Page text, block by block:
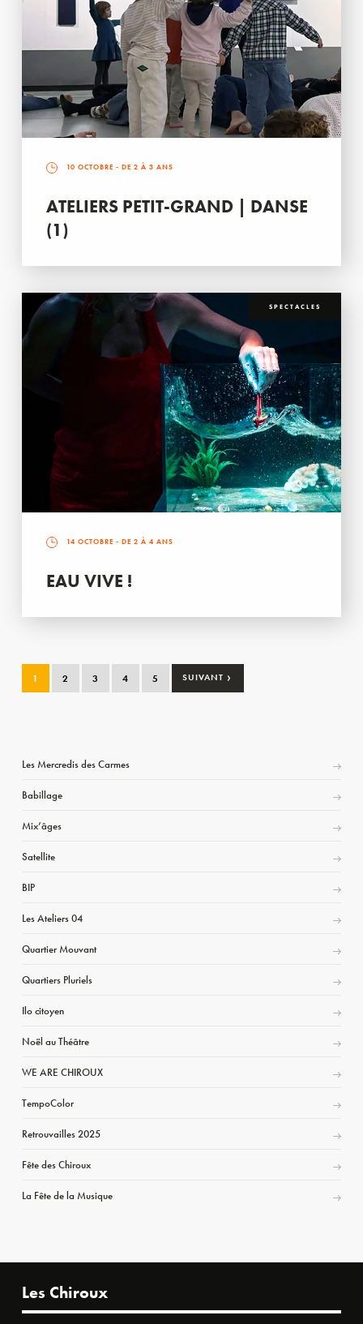
10 OCTOBRE - DE 2 À 3 ANS
ATELIERS PETIT-GRAND | DANSE
(1)
SPECTACLES
14 OCTOBRE - DE 2 À 4 ANS
EAU VIVE !
1 2 3 4 5 SUIVANT ›
Les Mercredis des Carmes
Babillage
Mix’âges
Satellite
BIP
Les Ateliers 04
Quartier Mouvant
Quartiers Pluriels
Ilo citoyen
Noël au Théâtre
WE ARE CHIROUX
TempoColor
Retrouvailles 2025
Fête des Chiroux
La Fête de la Musique
Les Chiroux